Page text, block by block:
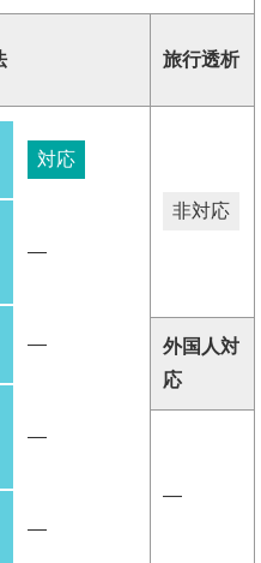
旅行透析
対応
―
―
―
―
非対応
外国人対
応
―